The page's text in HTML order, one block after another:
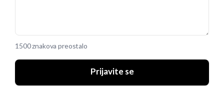
1500 znakova preostalo
Prijavite se